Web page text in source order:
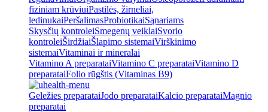
fiziniam krūviuiPastilės, žirneliai,
ledinukaiPeršalimasProbiotikaiSąnariams
Skysčių kontroleiSmegenų veiklaiSvorio
kontroleiŠirdžiaiŠlapimo sistemaiVirškinimo
sistemaiVitaminai ir mineralai
Vitamino A preparataiVitamino C preparataiVitamino D
preparataiFolio rūgštis (Vitaminas B9)
Geležies preparataiJodo preparataiKalcio preparataiMagnio
preparatai